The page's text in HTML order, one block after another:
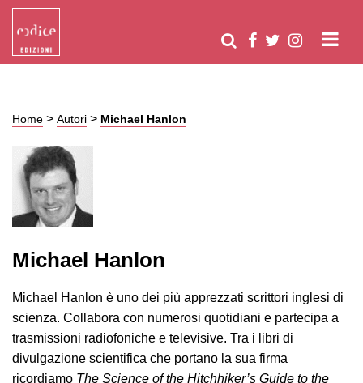
Home > Autori > Michael Hanlon
Michael Hanlon
Michael Hanlon è uno dei più apprezzati scrittori inglesi di
scienza. Collabora con numerosi quotidiani e partecipa a
trasmissioni radiofoniche e televisive. Tra i libri di
divulgazione scientifica che portano la sua firma
ricordiamo The Science of the Hitchhiker’s Guide to the